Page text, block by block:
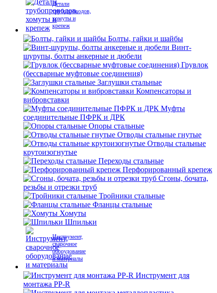
Детали
трубопроводов,
хомуты и
крепеж
Болты, гайки и шайбы
Винт-
шурупы, болты анкерные и дюбели
Грувлок
(бессварные муфтовые соединения)
Заглушки стальные
Компенсаторы и
вибровставки
Муфты
соединительные ПФРК и ДРК
Опоры стальные
Отводы стальные гнутые
Отводы стальные
крутоизогнутые
Переходы стальные
Перфорированный крепеж
Сгоны, бочата,
резьбы и отрезки труб
Тройники стальные
Фланцы стальные
Хомуты
Шпильки
Инструмент,
сварочное
оборудование
и материалы
Инструмент для
монтажа PP-R